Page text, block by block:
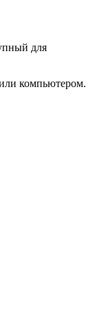
для
компьютером.